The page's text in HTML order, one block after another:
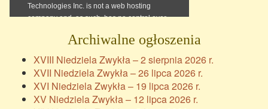
Archiwalne ogłoszenia
XVIII Niedziela Zwykła – 2 sierpnia 2026 r.
XVII Niedziela Zwykła – 26 lipca 2026 r.
XVI Niedziela Zwykła – 19 lipca 2026 r.
XV Niedziela Zwykła – 12 lipca 2026 r.